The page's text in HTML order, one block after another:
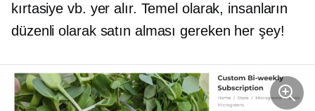
kırtasiye vb. yer alır. Temel olarak, insanların
düzenli olarak satın alması gereken her şey!